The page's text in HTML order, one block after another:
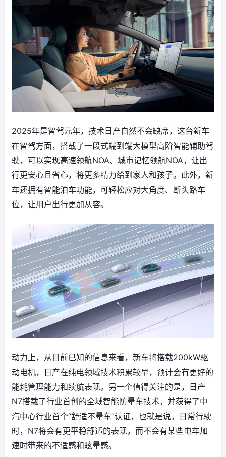
2025年是智驾元年，技术日产自然不会缺席，这台新车
在智驾方面，搭载了一段式端到端大模型高阶智能辅助驾
驶，可以实现高速领航NOA、城市记忆领航NOA，让出
行更安心且省心，将更多精力给到家人和孩子。此外，新
车还拥有智能泊车功能，可轻松应对大角度、断头路车
位，让用户出行更加从容。
动力上，从目前已知的信息来看，新车将搭载200kW驱
动电机，日产在纯电领域技术积累较早，预计会有更好的
能耗管理能力和续航表现。另一个值得关注的是，日产
N7搭载了行业首创的全域智能防晕车技术，并获得了中
汽中心行业首个“舒适不晕车”认证，也就是说，日常行驶
时，N7将会有更平稳舒适的表现，而不会有某些电车加
速时带来的不适感和眩晕感。